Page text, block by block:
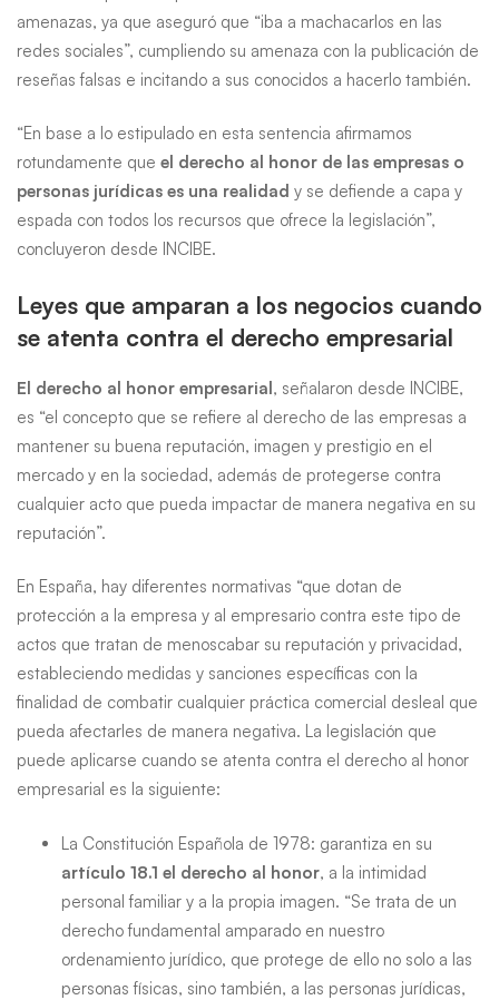
amenazas, ya que aseguró que “iba a machacarlos en las
redes sociales”, cumpliendo su amenaza con la publicación de
reseñas falsas e incitando a sus conocidos a hacerlo también.
“En base a lo estipulado en esta sentencia afirmamos
rotundamente que el derecho al honor de las empresas o
personas jurídicas es una realidad y se defiende a capa y
espada con todos los recursos que ofrece la legislación”,
concluyeron desde INCIBE.
Leyes que amparan a los negocios cuando
se atenta contra el derecho empresarial
El derecho al honor empresarial, señalaron desde INCIBE,
es “el concepto que se refiere al derecho de las empresas a
mantener su buena reputación, imagen y prestigio en el
mercado y en la sociedad, además de protegerse contra
cualquier acto que pueda impactar de manera negativa en su
reputación”.
En España, hay diferentes normativas “que dotan de
protección a la empresa y al empresario contra este tipo de
actos que tratan de menoscabar su reputación y privacidad,
estableciendo medidas y sanciones específicas con la
finalidad de combatir cualquier práctica comercial desleal que
pueda afectarles de manera negativa. La legislación que
puede aplicarse cuando se atenta contra el derecho al honor
empresarial es la siguiente:
La Constitución Española de 1978: garantiza en su
artículo 18.1 el derecho al honor, a la intimidad
personal familiar y a la propia imagen. “Se trata de un
derecho fundamental amparado en nuestro
ordenamiento jurídico, que protege de ello no solo a las
personas físicas, sino también, a las personas jurídicas,